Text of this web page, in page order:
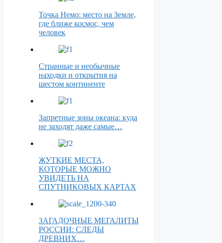
Точка Немо: место на Земле,
где ближе космос, чем
человек
Странные и необычные
находки и открытия на
шестом континенте
Запретные зоны океана: куда
не заходят даже самые…
ЖУТКИЕ МЕСТА,
КОТОРЫЕ МОЖНО
УВИДЕТЬ НА
СПУТНИКОВЫХ КАРТАХ
ЗАГАДОЧНЫЕ МЕГАЛИТЫ
РОССИИ: СЛЕДЫ
ДРЕВНИХ…